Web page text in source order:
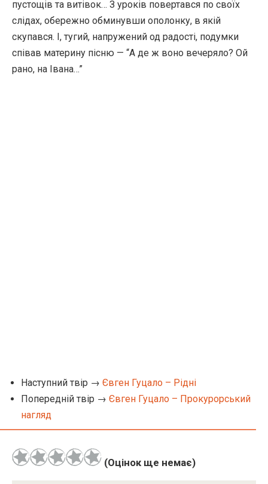
пустощів та витівок… З уроків повертався по своїх
слідах, обережно обминувши ополонку, в якій
скупався. І, тугий, напружений од радості, подумки
співав материну пісню — “А де ж воно вечеряло? Ой
рано, на Івана…”
Наступний твір → Євген Гуцало – Рідні
Попередній твір → Євген Гуцало – Прокурорський
нагляд
(Оцінок ще немає)